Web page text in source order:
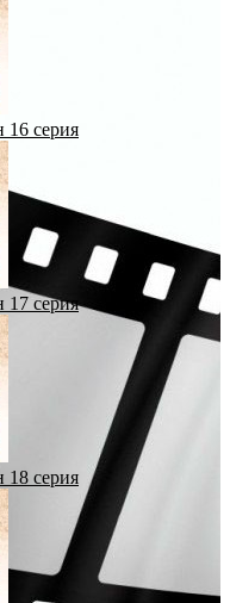
16 серия
17 серия
18 серия